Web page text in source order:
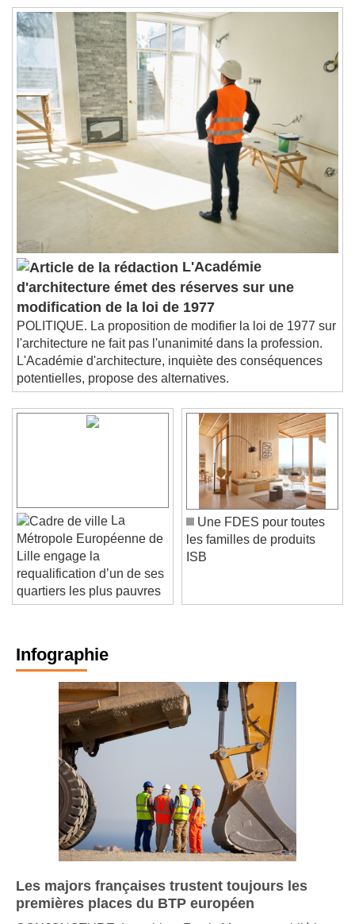
L'Académie
d'architecture émet des réserves sur une
modification de la loi de 1977
POLITIQUE. La proposition de modifier la loi de 1977 sur
l'architecture ne fait pas l'unanimité dans la profession.
L'Académie d'architecture, inquiète des conséquences
potentielles, propose des alternatives.
La
Métropole Européenne de
Lille engage la
requalification d’un de ses
quartiers les plus pauvres
Une FDES pour toutes
les familles de produits
Infographie
Les majors françaises trustent toujours les
premières places du BTP européen